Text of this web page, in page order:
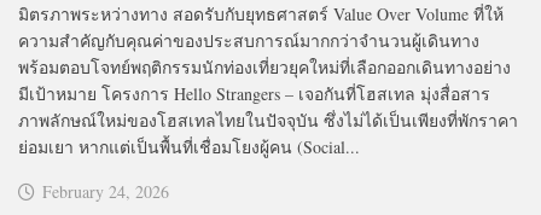
มิตรภาพระหว่างทาง สอดรับกับยุทธศาสตร์ Value Over Volume ที่ให้
ความสำคัญกับคุณค่าของประสบการณ์มากกว่าจำนวนผู้เดินทาง
พร้อมตอบโจทย์พฤติกรรมนักท่องเที่ยวยุคใหม่ที่เลือกออกเดินทางอย่าง
มีเป้าหมาย โครงการ Hello Strangers – เจอกันที่โฮสเทล มุ่งสื่อสาร
ภาพลักษณ์ใหม่ของโฮสเทลไทยในปัจจุบัน ซึ่งไม่ได้เป็นเพียงที่พักราคา
ย่อมเยา หากแต่เป็นพื้นที่เชื่อมโยงผู้คน (Social...
February 24, 2026